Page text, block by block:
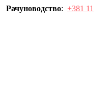
Рачуноводство: +381 11